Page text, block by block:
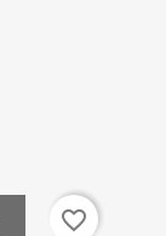
favorite_border